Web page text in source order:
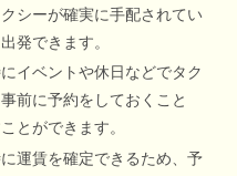
シーが確実に手配されてい
発できます。
イベントや休日などでタク
前に予約をしておくこと
とができます。
運賃を確定できるため、予